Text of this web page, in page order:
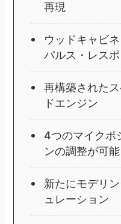
再現
ウッドキャビ
パルス・レスポ
再構築された
ドエンジン
4つのマイクポ
ンの調整が可能
新たにモデリ
ュレーション